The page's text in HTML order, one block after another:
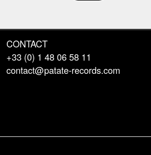
CONTACT
+33 (0) 1 48 06 58 11
contact@patate-records.com